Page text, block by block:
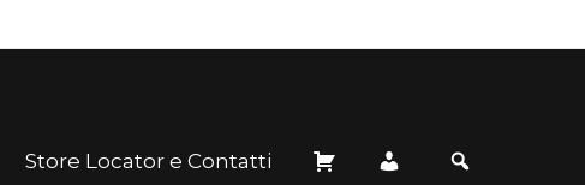
Store Locator e Contatti